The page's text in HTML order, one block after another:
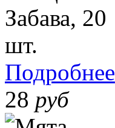
Подробнее
28 руб